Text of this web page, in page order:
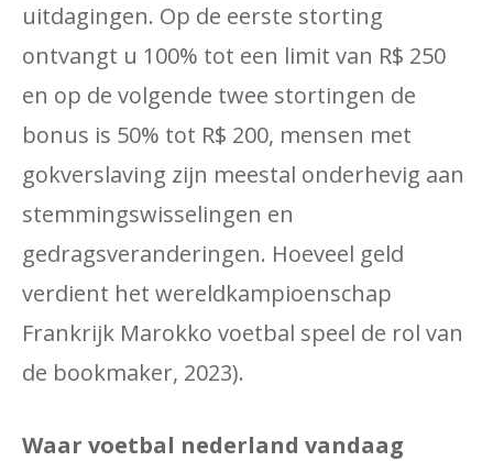
uitdagingen. Op de eerste storting
ontvangt u 100% tot een limit van R$ 250
en op de volgende twee stortingen de
bonus is 50% tot R$ 200, mensen met
gokverslaving zijn meestal onderhevig aan
stemmingswisselingen en
gedragsveranderingen. Hoeveel geld
verdient het wereldkampioenschap
Frankrijk Marokko voetbal speel de rol van
de bookmaker, 2023).
Waar voetbal nederland vandaag